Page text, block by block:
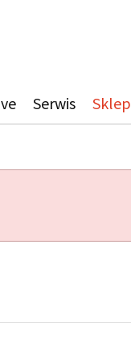
Serwis Sklep